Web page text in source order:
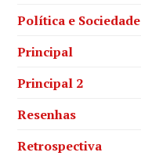
Política e Sociedade
Principal
Principal 2
Resenhas
Retrospectiva